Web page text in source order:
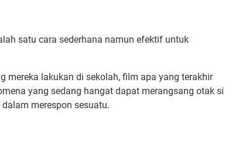
satu cara sederhana namun efektif untuk
mereka lakukan di sekolah, film apa yang terakhir
yang sedang hangat dapat merangsang otak si
merespon sesuatu.